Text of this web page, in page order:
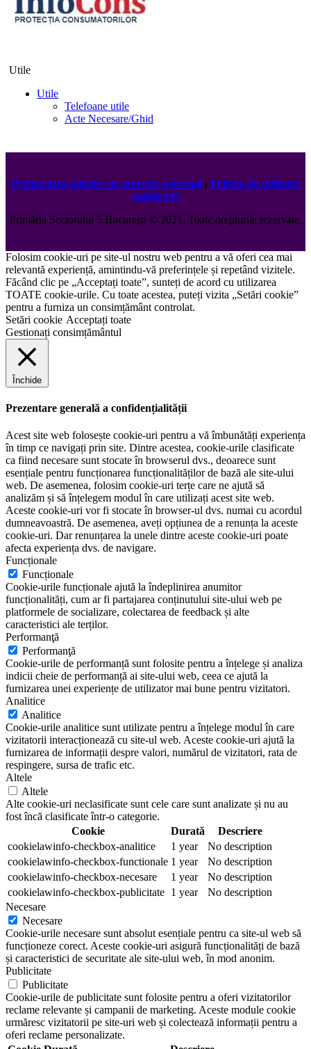
Utile
Utile
Telefoane utile
Acte Necesare/Ghid
Prelucrarea datelor cu caracter personal | Politica de utilizare
cookie-uri
Primăria Sectorului 5 București ©️2021. Toate drepturile rezervate.
Folosim cookie-uri pe site-ul nostru web pentru a vă oferi cea mai
relevantă experiență, amintindu-vă preferințele și repetând vizitele.
Făcând clic pe „Acceptați toate”, sunteți de acord cu utilizarea
TOATE cookie-urile. Cu toate acestea, puteți vizita „Setări cookie”
pentru a furniza un consimțământ controlat.
Setări cookie Acceptați toate
Gestionați consimțământul
Închide
Prezentare generală a confidențialității
Acest site web folosește cookie-uri pentru a vă îmbunătăți experiența
în timp ce navigați prin site. Dintre acestea, cookie-urile clasificate
ca fiind necesare sunt stocate în browserul dvs., deoarece sunt
esențiale pentru funcționarea funcționalităților de bază ale site-ului
web. De asemenea, folosim cookie-uri terțe care ne ajută să
analizăm și să înțelegem modul în care utilizați acest site web.
Aceste cookie-uri vor fi stocate în browser-ul dvs. numai cu acordul
dumneavoastră. De asemenea, aveți opțiunea de a renunța la aceste
cookie-uri. Dar renunțarea la unele dintre aceste cookie-uri poate
afecta experiența dvs. de navigare.
Funcționale
Funcționale
Cookie-urile funcționale ajută la îndeplinirea anumitor
funcționalități, cum ar fi partajarea conținutului site-ului web pe
platformele de socializare, colectarea de feedback și alte
caracteristici ale terților.
Performanţă
Performanţă
Cookie-urile de performanță sunt folosite pentru a înțelege și analiza
indicii cheie de performanță ai site-ului web, ceea ce ajută la
furnizarea unei experiențe de utilizator mai bune pentru vizitatori.
Analitice
Analitice
Cookie-urile analitice sunt utilizate pentru a înțelege modul în care
vizitatorii interacționează cu site-ul web. Aceste cookie-uri ajută la
furnizarea de informații despre valori, numărul de vizitatori, rata de
respingere, sursa de trafic etc.
Altele
Altele
Alte cookie-uri neclasificate sunt cele care sunt analizate și nu au
fost încă clasificate într-o categorie.
Cookie
Durată
Descriere
cookielawinfo-checkbox-analitice
1 year
No description
cookielawinfo-checkbox-functionale 1 year
No description
cookielawinfo-checkbox-necesare
1 year
No description
cookielawinfo-checkbox-publicitate 1 year
No description
Necesare
Necesare
Cookie-urile necesare sunt absolut esențiale pentru ca site-ul web să
funcționeze corect. Aceste cookie-uri asigură funcționalități de bază
și caracteristici de securitate ale site-ului web, în mod anonim.
Publicitate
Publicitate
Cookie-urile de publicitate sunt folosite pentru a oferi vizitatorilor
reclame relevante și campanii de marketing. Aceste module cookie
urmăresc vizitatorii pe site-uri web și colectează informații pentru a
oferi reclame personalizate.